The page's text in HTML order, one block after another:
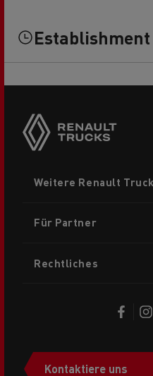
buttons
menu
Weitere Renault
Für Partner
Rechtliches
Kontaktiere uns